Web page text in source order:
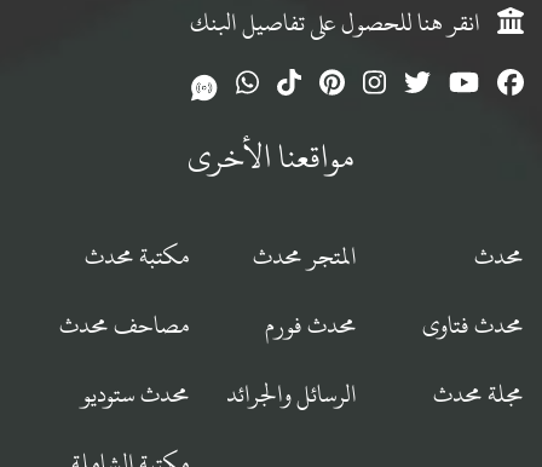
انقر هنا للحصول على تفاصيل البنك
مواقعنا الأخرى
محدث المتجر محدث
مكتبة محدث
محدث فتاوى
محدث فورم
مصاحف محدث
مجلة محدث
الرسائل والجرائد محدث ستوديو